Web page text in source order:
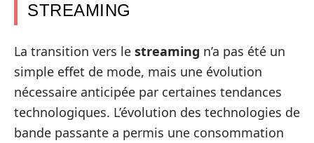
STREAMING
La transition vers le streaming n’a pas été un
simple effet de mode, mais une évolution
nécessaire anticipée par certaines tendances
technologiques. L’évolution des technologies de
bande passante a permis une consommation